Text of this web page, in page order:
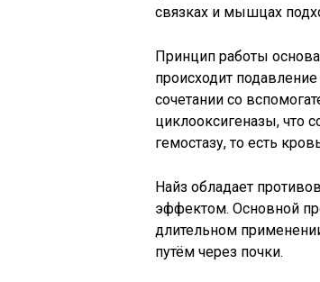
связках и мышцах
Принцип работы
происходит
сочетании со
циклооксигеназы, что
гемостазу, то есть
Найз обладает
эффектом. Основной
длительном
путём через почки.